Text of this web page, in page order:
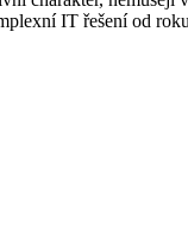
IT řešení od